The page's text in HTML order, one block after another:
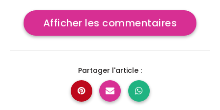
Afficher les commentaires
Partager l'article :